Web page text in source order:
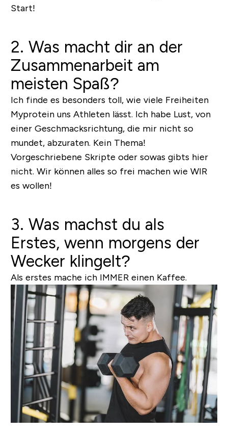
Start!
2. Was macht dir an der
Zusammenarbeit am
meisten Spaß?
Ich finde es besonders toll, wie viele Freiheiten
Myprotein uns Athleten lässt. Ich habe Lust, von
einer Geschmacksrichtung, die mir nicht so
mundet, abzuraten. Kein Thema!
Vorgeschriebene Skripte oder sowas gibts hier
nicht. Wir können alles so frei machen wie WIR
es wollen!
3. Was machst du als
Erstes, wenn morgens der
Wecker klingelt?
Als erstes mache ich IMMER einen Kaffee.